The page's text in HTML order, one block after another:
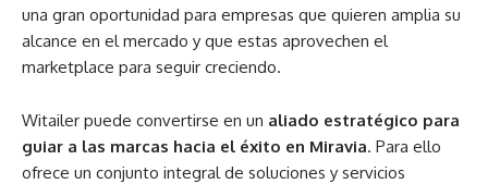
una gran oportunidad para empresas que quieren amplia su
alcance en el mercado y que estas aprovechen el
marketplace para seguir creciendo.
Witailer puede convertirse en un aliado estratégico para
guiar a las marcas hacia el éxito en Miravia. Para ello
ofrece un conjunto integral de soluciones y servicios